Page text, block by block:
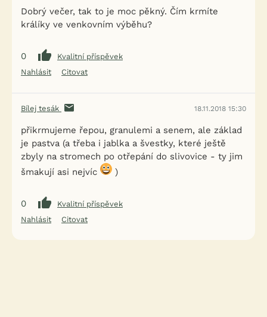
Dobrý večer, tak to je moc pěkný. Čím krmíte
králíky ve venkovním výběhu?
0
Kvalitní příspěvek
Nahlásit
Citovat
Bílej tesák 18.11.2018 15:30
přikrmujeme řepou, granulemi a senem, ale základ
je pastva (a třeba i jablka a švestky, které ještě
zbyly na stromech po otřepání do slivovice - ty jim
šmakují asi nejvíc
)
0
Kvalitní příspěvek
Nahlásit
Citovat